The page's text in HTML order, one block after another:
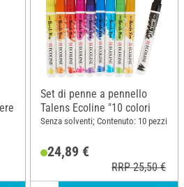
Set di penne a pennello
Talens Ecoline "10 colori
Senza solventi; Contenuto: 10 pezzi
24,89 €
RRP 25,50 €